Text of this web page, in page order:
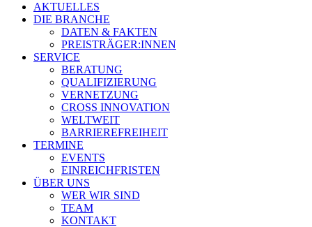
AKTUELLES
DIE BRANCHE
DATEN & FAKTEN
PREISTRÄGER:INNEN
SERVICE
BERATUNG
QUALIFIZIERUNG
VERNETZUNG
CROSS INNOVATION
WELTWEIT
BARRIEREFREIHEIT
TERMINE
EVENTS
EINREICHFRISTEN
ÜBER UNS
WER WIR SIND
TEAM
KONTAKT